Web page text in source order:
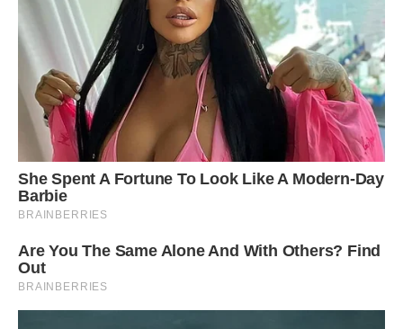
– Мене б і другий варіант влаштував: викидання речей в